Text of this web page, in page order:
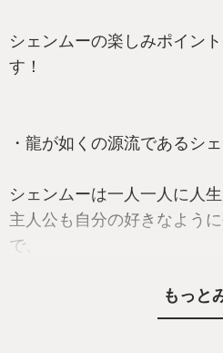
シェンムーの楽しみポイン
す！
・龍が如くの源流であるシ
シェンムーは一人一人に人生
主人公も自分の好きなよう
で、
ストーリーを追いまくって
もっと